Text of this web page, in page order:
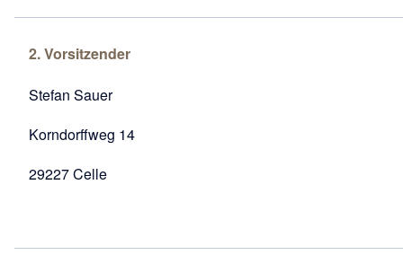
2. Vorsitzender
Stefan Sauer
Korndorffweg 14
29227 Celle